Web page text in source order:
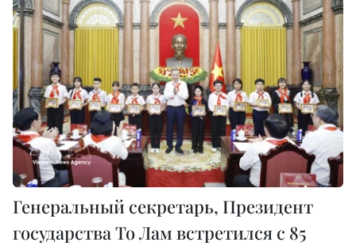
Генеральный секретарь, Президент
государства То Лам встретился с 85